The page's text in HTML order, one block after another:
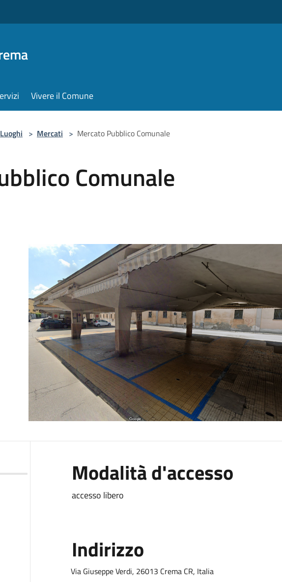
Vivere il Comune
Luoghi > Mercati > Mercato Pubblico Comunale
Comunale
Modalità d'accesso
accesso libero
Indirizzo
Via Giuseppe Verdi, 26013 Crema CR, Italia